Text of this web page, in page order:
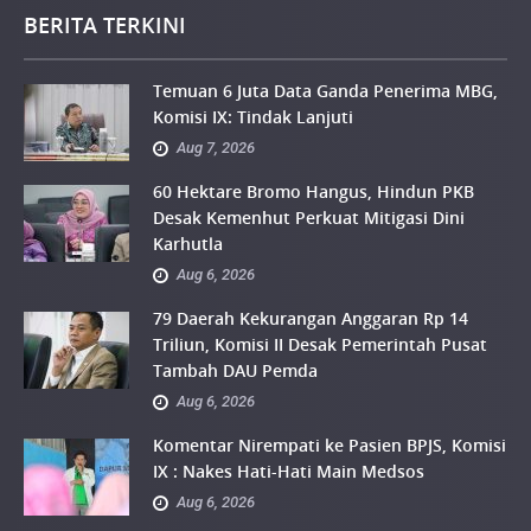
BERITA TERKINI
Temuan 6 Juta Data Ganda Penerima MBG,
Komisi IX: Tindak Lanjuti
Aug 7, 2026
60 Hektare Bromo Hangus, Hindun PKB
Desak Kemenhut Perkuat Mitigasi Dini
Karhutla
Aug 6, 2026
79 Daerah Kekurangan Anggaran Rp 14
Triliun, Komisi II Desak Pemerintah Pusat
Tambah DAU Pemda
Aug 6, 2026
Komentar Nirempati ke Pasien BPJS, Komisi
IX : Nakes Hati-Hati Main Medsos
Aug 6, 2026